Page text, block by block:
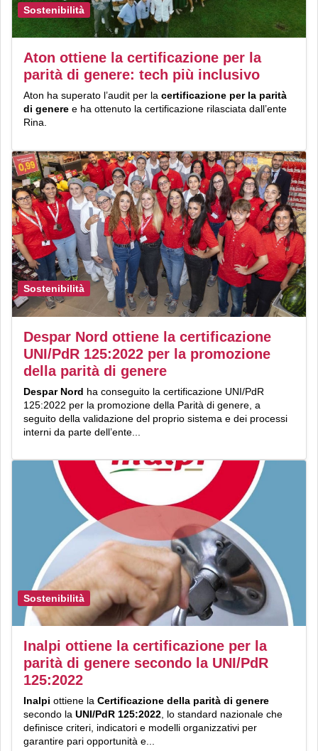
Sostenibilità
Aton ottiene la certificazione per la
parità di genere: tech più inclusivo
Aton ha superato l’audit per la certificazione per la parità
di genere e ha ottenuto la certificazione rilasciata dall’ente
Rina.
Sostenibilità
Despar Nord ottiene la certificazione
UNI/PdR 125:2022 per la promozione
della parità di genere
Despar Nord ha conseguito la certificazione UNI/PdR
125:2022 per la promozione della Parità di genere, a
seguito della validazione del proprio sistema e dei processi
interni da parte dell’ente...
Sostenibilità
Inalpi ottiene la certificazione per la
parità di genere secondo la UNI/PdR
125:2022
Inalpi ottiene la Certificazione della parità di genere
secondo la UNI/PdR 125:2022, lo standard nazionale che
definisce criteri, indicatori e modelli organizzativi per
garantire pari opportunità e...